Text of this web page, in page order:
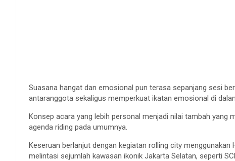
Suasana hangat dan emosional pun terasa sepanjang sesi
antaranggota sekaligus memperkuat ikatan emosional di
Konsep acara yang lebih personal menjadi nilai tambah yang
agenda riding pada umumnya.
Keseruan berlanjut dengan kegiatan rolling city
melintasi sejumlah kawasan ikonik Jakarta Selatan, seperti